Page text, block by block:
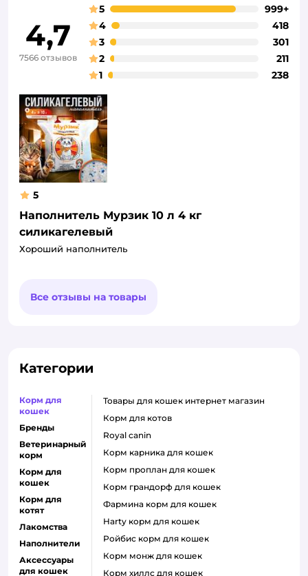
4,7
7566 отзывов
5
999+
4
418
3
301
2
211
1
238
5
Наполнитель Мурзик 10 л 4 кг
силикагелевый
Хороший наполнитель
Все отзывы на товары
Категории
Корм для
кошек
Бренды
Ветеринарный
корм
Корм для
кошек
Корм для
котят
Лакомства
Наполнители
Аксессуары
для кошек
товары для кошек интернет магазин
корм для котов
royal canin
корм карника для кошек
корм проплан для кошек
корм грандорф для кошек
фармина корм для кошек
harty корм для кошек
ройбис корм для кошек
корм монж для кошек
корм хиллс для кошек